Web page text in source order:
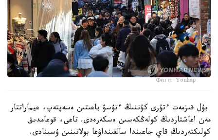
Фото: Yonhap
بۇل قىزمەت ءتۇرى كۇننىڭ ءتۇسۋ باعىتىن ەسەپتەپ، عيماراتتار
مەن اعاشتاردىڭ كولەڭكەسىن ەسكەرەدى. تاعى، قوعامدىق
كولىكتەردىڭ قاي جاعىندا سالقىنداۋعا بولاتىنىن ۇسىنادى.